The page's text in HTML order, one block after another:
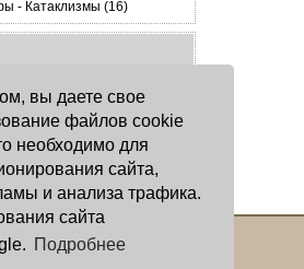
вы даете свое
файлов cookie
необходимо для
сайта,
и анализа трафика.
сайта
Подробнее
- Катаклизмы (16)
(22)
(2)
© 2000 - 2026 Oculus